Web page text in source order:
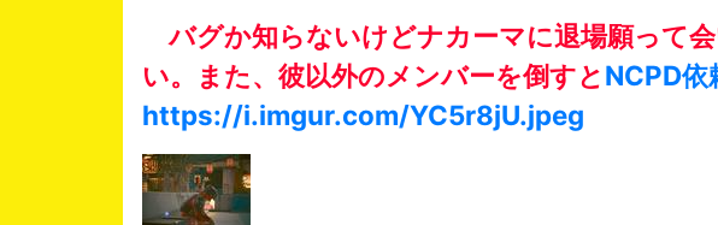
バグか知らないけどナカーマに退場願って
い。また、彼以外のメンバーを倒すとNCPD依
https://i.imgur.com/YC5r8jU.jpeg